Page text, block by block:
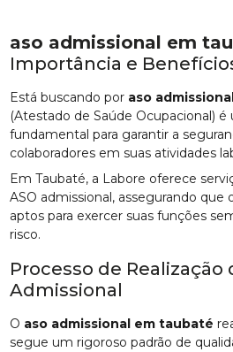
aso admissional em
Importância e
Está buscando por aso
(Atestado de Saúde Ocupacional)
fundamental para garantir a
colaboradores em suas atividades
Em Taubaté, a Labore oferece
ASO admissional, assegurando que
aptos para exercer suas funções
risco.
Processo de Realização
Admissional
O aso admissional em taubaté
segue um rigoroso padrão de